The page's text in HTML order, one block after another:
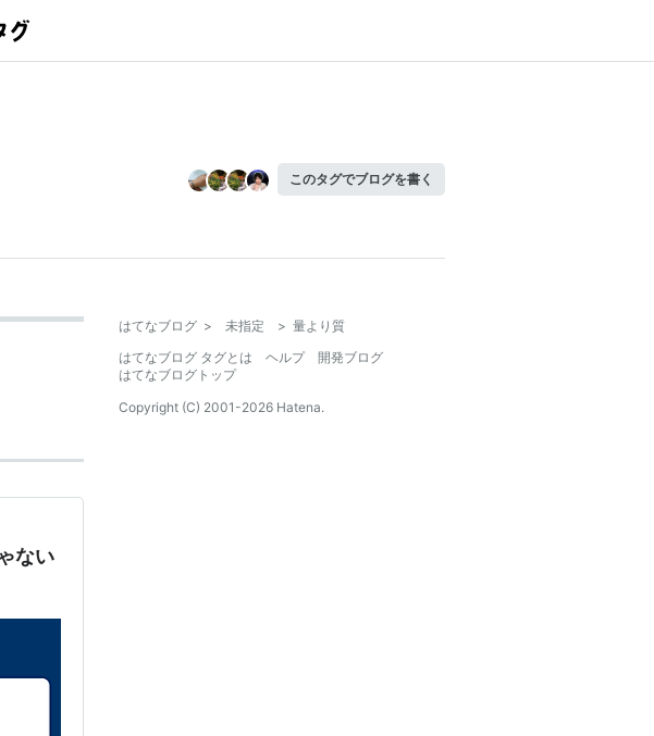
このタグでブログを書く
ない
はてなブログ > 未指定 > 量より質
はてなブログ タグとは
ヘルプ
開発ブログ
はてなブログトップ
Copyright (C) 2001-2026 Hatena.